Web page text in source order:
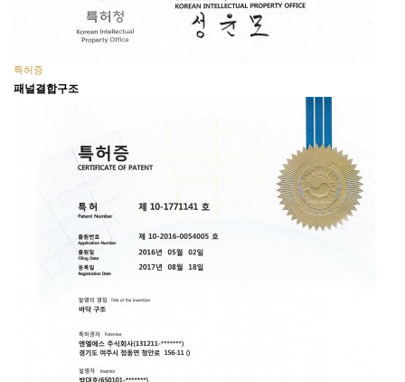
특허증
패널결합구조